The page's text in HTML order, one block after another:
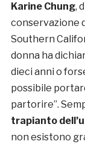
Karine Chung,
conservazione
Southern
donna ha
dieci anni o
possibile
partorire”.
trapianto
non esistono